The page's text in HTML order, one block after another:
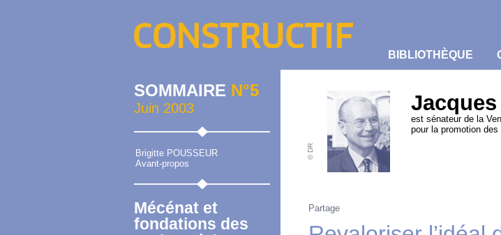
BIBLIOTHÈQUE
SOMMAIRE N°5
Juin 2003
Brigitte POUSSEUR
Avant-propos
Mécénat et
fondations des
© DR
Jacques
est sénateur de la
pour la promotion
Partage